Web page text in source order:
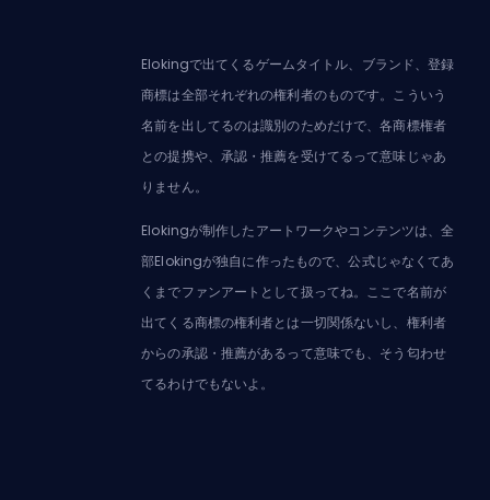
Elokingで出てくるゲームタイトル、ブランド、登録
商標は全部それぞれの権利者のものです。こういう
名前を出してるのは識別のためだけで、各商標権者
との提携や、承認・推薦を受けてるって意味じゃあ
りません。
Elokingが制作したアートワークやコンテンツは、全
部Elokingが独自に作ったもので、公式じゃなくてあ
くまでファンアートとして扱ってね。ここで名前が
出てくる商標の権利者とは一切関係ないし、権利者
からの承認・推薦があるって意味でも、そう匂わせ
てるわけでもないよ。